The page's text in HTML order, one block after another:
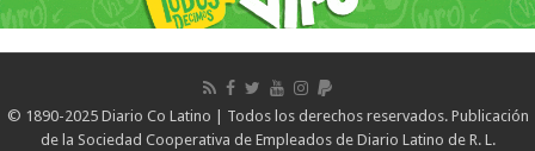
© 1890-2025 Diario Co Latino | Todos los derechos reservados. Publicación
de la Sociedad Cooperativa de Empleados de Diario Latino de R. L.